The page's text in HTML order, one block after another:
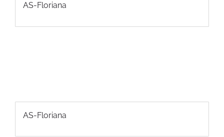
AS-Floriana
AS-Floriana